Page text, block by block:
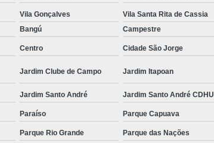
Vila Gonçalves
Vila Santa Rita de Cassia
Bangú Campestre
Centro Cidade São Jorge
Jardim Clube de Campo Jardim Itapoan
Jardim Santo André Jardim Santo André CDHU
Paraíso Parque Capuava
Parque Rio Grande Parque das Nações